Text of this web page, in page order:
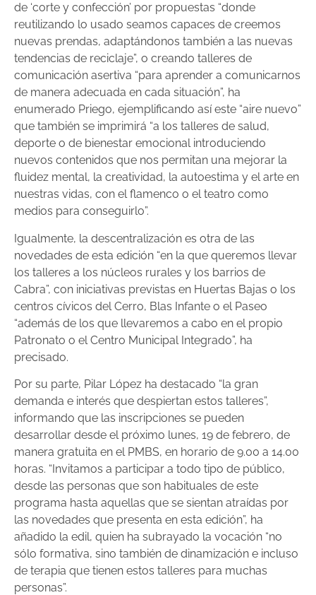
de ‘corte y confección’ por propuestas “donde
reutilizando lo usado seamos capaces de creemos
nuevas prendas, adaptándonos también a las nuevas
tendencias de reciclaje”, o creando talleres de
comunicación asertiva “para aprender a comunicarnos
de manera adecuada en cada situación”, ha
enumerado Priego, ejemplificando así este “aire nuevo”
que también se imprimirá “a los talleres de salud,
deporte o de bienestar emocional introduciendo
nuevos contenidos que nos permitan una mejorar la
fluidez mental, la creatividad, la autoestima y el arte en
nuestras vidas, con el flamenco o el teatro como
medios para conseguirlo”.
Igualmente, la descentralización es otra de las
novedades de esta edición “en la que queremos llevar
los talleres a los núcleos rurales y los barrios de
Cabra”, con iniciativas previstas en Huertas Bajas o los
centros cívicos del Cerro, Blas Infante o el Paseo
“además de los que llevaremos a cabo en el propio
Patronato o el Centro Municipal Integrado”, ha
precisado.
Por su parte, Pilar López ha destacado “la gran
demanda e interés que despiertan estos talleres”,
informando que las inscripciones se pueden
desarrollar desde el próximo lunes, 19 de febrero, de
manera gratuita en el PMBS, en horario de 9.00 a 14.00
horas. “Invitamos a participar a todo tipo de público,
desde las personas que son habituales de este
programa hasta aquellas que se sientan atraídas por
las novedades que presenta en esta edición”, ha
añadido la edil, quien ha subrayado la vocación “no
sólo formativa, sino también de dinamización e incluso
de terapia que tienen estos talleres para muchas
personas”.